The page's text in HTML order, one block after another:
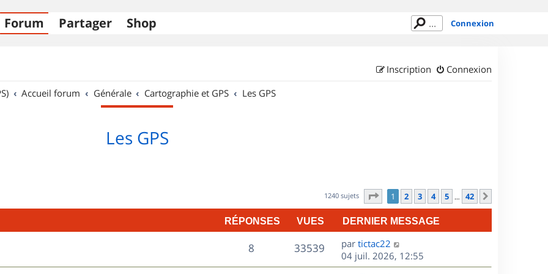
Forum Partager Shop Connexion
Connexion
Inscription
Accueil forum Générale Cartographie et GPS Les GPS
Les GPS
1240 sujets Page sur42
1 2 3 4 5 … 42
RÉPONSES VUES DERNIER MESSAGE
8R
é
33539V
u
D
e
r
par tictac22
04 juil. 2026, 12:55